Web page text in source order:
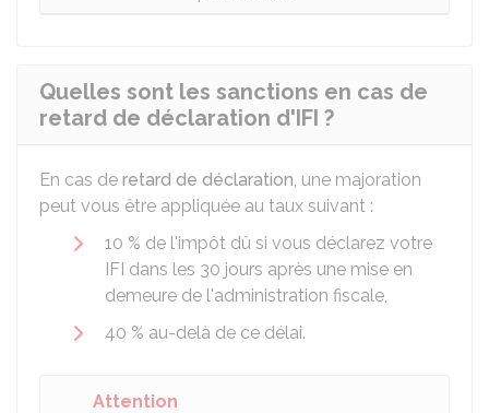
Quelles sont les sanctions en cas de
retard de déclaration d'IFI ?
En cas de retard de déclaration, une majoration
peut vous être appliquée au taux suivant :
10 % de l'impôt dû si vous déclarez votre
IFI dans les 30 jours après une mise en
demeure de l'administration fiscale,
40 % au-delà de ce délai.
Attention